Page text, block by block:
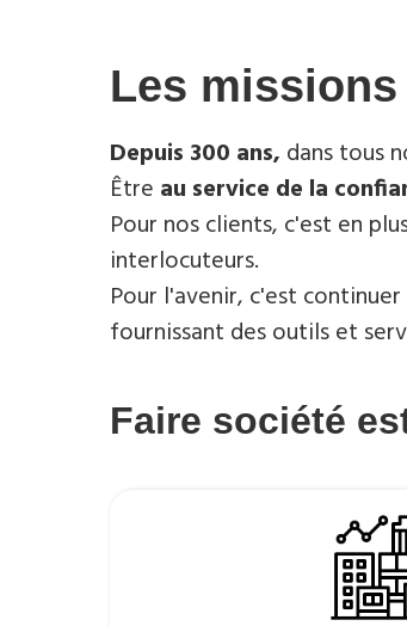
Les
Depuis 300 ans, dans tous
Être au service de la
Pour nos clients, c'est en
interlocuteurs.
Pour l'avenir, c'est
fournissant des outils et
Faire société